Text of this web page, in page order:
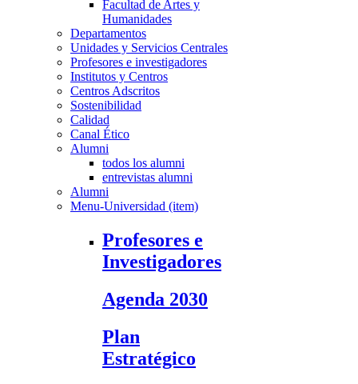
Facultad de Artes y
Humanidades
Departamentos
Unidades y Servicios Centrales
Profesores e investigadores
Institutos y Centros
Centros Adscritos
Sostenibilidad
Calidad
Canal Ético
Alumni
todos los alumni
entrevistas alumni
Alumni
Menu-Universidad (item)
Profesores e
Investigadores
Agenda 2030
Plan
Estratégico